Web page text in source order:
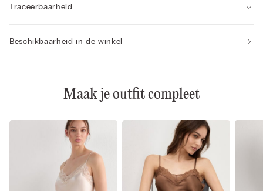
Traceerbaarheid
Beschikbaarheid in de winkel
Maak je outfit compleet